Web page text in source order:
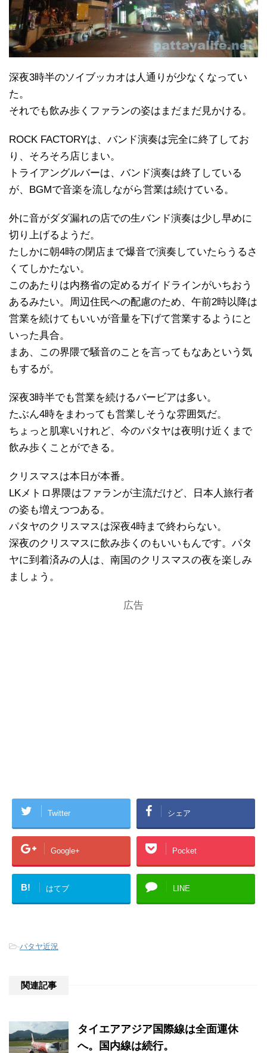
深夜3時半のソイブッカオは人通りが少なくなってい
た。
それでも飲み歩くファランの姿はまだまだ見かける。
ROCK FACTORYは、バンド演奏は完全に終了してお
り、そろそろ店じまい。
トライアングルバーは、バンド演奏は終了している
が、BGMで音楽を流しながら営業は続けている。
外に音がダダ漏れの店での生バンド演奏は少し早めに
切り上げるようだ。
たしかに朝4時の閉店まで爆音で演奏していたらうるさ
くてしかたない。
このあたりは内務省の定めるガイドラインがいちおう
あるみたい。周辺住民への配慮のため、午前2時以降は
営業を続けてもいいが音量を下げて営業するようにと
いった具合。
まあ、この界隈で騒音のことを言ってもなあという気
もするが。
深夜3時半でも営業を続けるバービアは多い。
たぶん4時をまわっても営業しそうな雰囲気だ。
ちょっと肌寒いけれど、今のパタヤは夜明け近くまで
飲み歩くことができる。
クリスマスは本日が本番。
LKメトロ界隈はファランが主流だけど、日本人旅行者
の姿も増えつつある。
パタヤのクリスマスは深夜4時まで終わらない。
深夜のクリスマスに飲み歩くのもいいもんです。パタ
ヤに到着済みの人は、南国のクリスマスの夜を楽しみ
ましょう。
広告
Twitter シェア
Google+ Pocket
B! はてブ LINE
-パタヤ近況
関連記事
タイエアアジア国際線は全面運休
へ。国内線は続行。